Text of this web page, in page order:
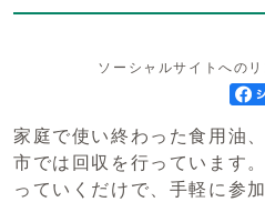
ソーシャルサイトへの
家庭で使い終わった食用油
市では回収を行っています
っていくだけで、手軽に参